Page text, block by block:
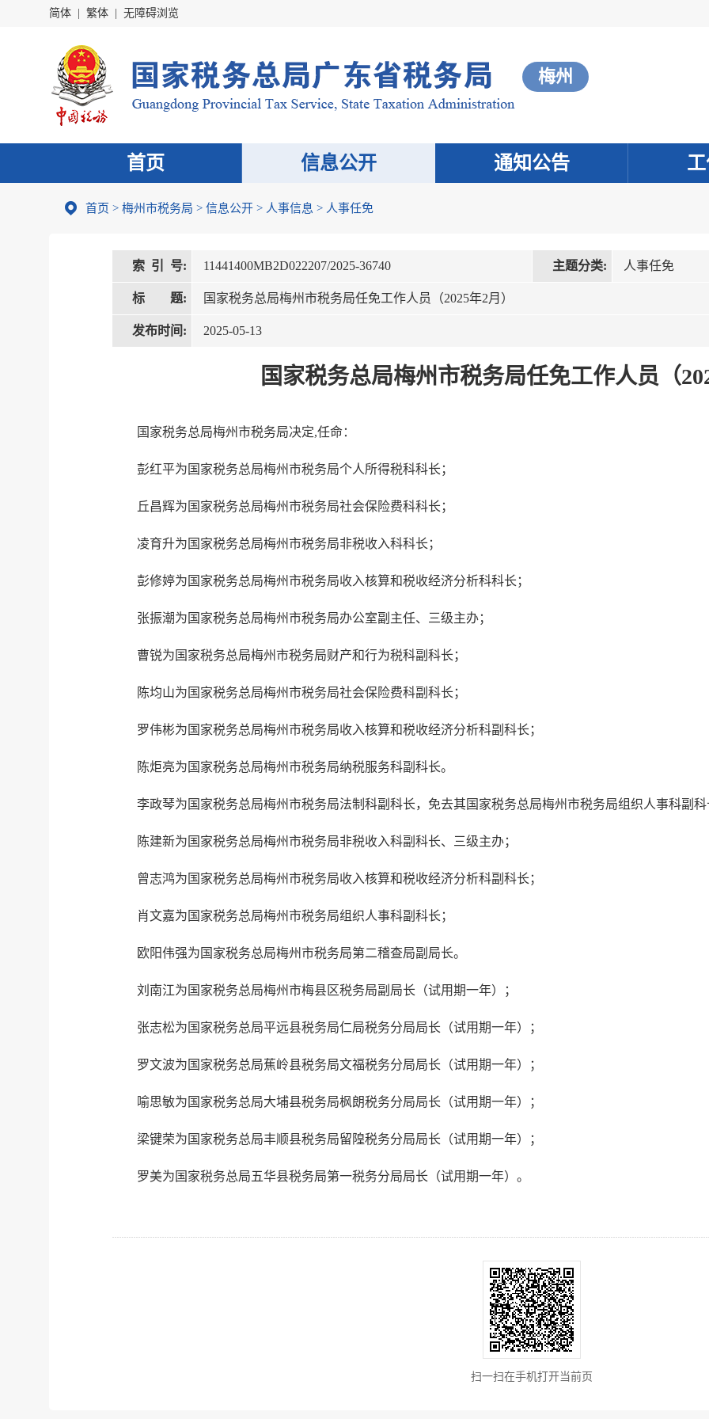
简体 繁体 无障碍浏览
梅州
首页 信息公开 通知公告
首页 > 梅州市税务局 > 信息公开 > 人事信息 > 人事任免
索 引 号: 11441400MB2D022207/2025-36740 主题分类: 人事任免
标 题: 国家税务总局梅州市税务局任免工作人员（2025年2月）
发布时间: 2025-05-13
国家税务总局梅州市税务局任免工作人员（
国家税务总局梅州市税务局决定,任命：
彭红平为国家税务总局梅州市税务局个人所得税科科长；
丘昌辉为国家税务总局梅州市税务局社会保险费科科长；
凌育升为国家税务总局梅州市税务局非税收入科科长；
彭修婷为国家税务总局梅州市税务局收入核算和税收经济分析科科长；
张振潮为国家税务总局梅州市税务局办公室副主任、三级主办；
曹锐为国家税务总局梅州市税务局财产和行为税科副科长；
陈均山为国家税务总局梅州市税务局社会保险费科副科长；
罗伟彬为国家税务总局梅州市税务局收入核算和税收经济分析科副科长；
陈炬亮为国家税务总局梅州市税务局纳税服务科副科长。
李政琴为国家税务总局梅州市税务局法制科副科长，免去其国家税务总局梅州市税务局组织人事科副科
陈建新为国家税务总局梅州市税务局非税收入科副科长、三级主办；
曾志鸿为国家税务总局梅州市税务局收入核算和税收经济分析科副科长；
肖文嘉为国家税务总局梅州市税务局组织人事科副科长；
欧阳伟强为国家税务总局梅州市税务局第二稽查局副局长。
刘南江为国家税务总局梅州市梅县区税务局副局长（试用期一年）；
张志松为国家税务总局平远县税务局仁局税务分局局长（试用期一年）；
罗文波为国家税务总局蕉岭县税务局文福税务分局局长（试用期一年）；
喻思敏为国家税务总局大埔县税务局枫朗税务分局局长（试用期一年）；
梁键荣为国家税务总局丰顺县税务局留隍税务分局局长（试用期一年）；
罗美为国家税务总局五华县税务局第一税务分局局长（试用期一年）。
扫一扫在手机打开当前页